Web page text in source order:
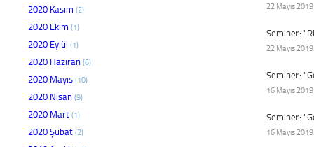
2020 Kasım (2)
2020 Ekim (1)
2020 Eylül (1)
2020 Haziran (6)
2020 Mayıs (10)
2020 Nisan (9)
2020 Mart (1)
2020 Şubat (2)
22 Mayıs
Seminer:
22 Mayıs
Seminer:
16 Mayıs
Seminer:
16 Mayıs